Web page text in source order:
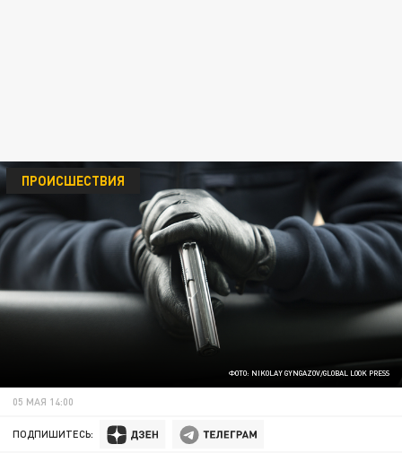
ФОТО: NIKOLAY GYNGAZOV/GLOBAL LOOK PRESS
ПРОИСШЕСТВИЯ
05 МАЯ 14:00
ПОДПИШИТЕСЬ: